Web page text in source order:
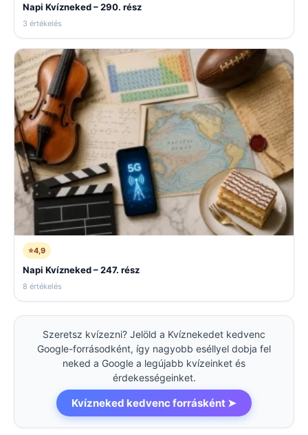
Napi Kvízneked – 290. rész
3 értékelés
⭐4,9
Napi Kvízneked – 247. rész
8 értékelés
Szeretsz kvízezni? Jelöld a Kvíznekedet kedvenc
Google-forrásodként, így nagyobb eséllyel dobja fel
neked a Google a legújabb kvízeinket és
érdekességeinket.
Kvízneked kedvenc forrásként ➤